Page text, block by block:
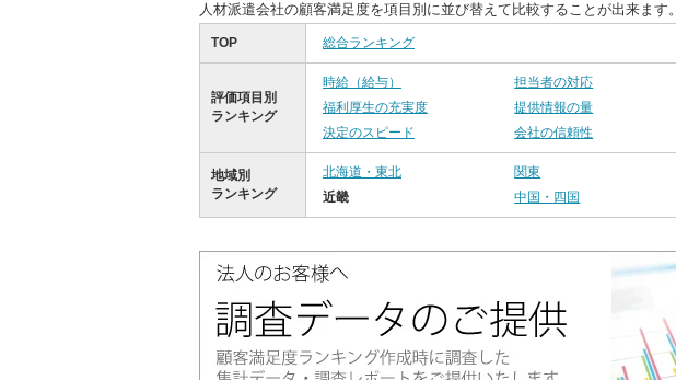
人材派遣会社の顧客満足度を項目別に並び替えて比較することが出来ます。
TOP 総合ランキング
評価項目別
ランキング
時給（給与） 担当者の対応
福利厚生の充実度
提供情報の量
決定のスピード
会社の信頼性
地域別
ランキング
北海道・東北 関東
近畿
中国・四国